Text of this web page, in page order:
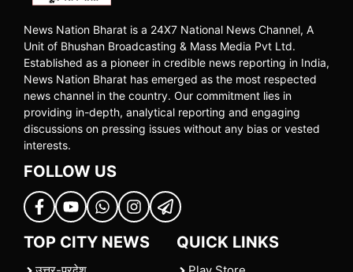
News Nation Bharat is a 24X7 National News Channel, A
Unit of Bhushan Broadcasting & Mass Media Pvt Ltd.
Established as a pioneer in credible news reporting in India,
News Nation Bharat has emerged as the most respected
news channel in the country. Our commitment lies in
providing in-depth, analytical reporting and engaging
discussions on pressing issues without any bias or vested
interests.
FOLLOW US
TOP CITY NEWS QUICK LINKS